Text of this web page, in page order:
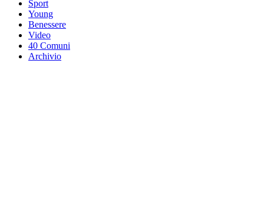
Sport
Young
Benessere
Video
40 Comuni
Archivio